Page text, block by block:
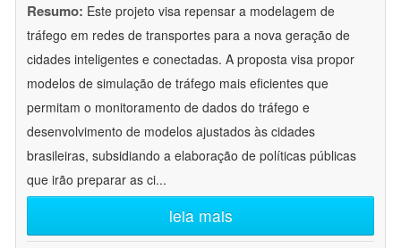
Resumo: Este projeto visa repensar a modelagem de
tráfego em redes de transportes para a nova geração de
cidades inteligentes e conectadas. A proposta visa propor
modelos de simulação de tráfego mais eficientes que
permitam o monitoramento de dados do tráfego e
desenvolvimento de modelos ajustados às cidades
brasileiras, subsidiando a elaboração de políticas públicas
que irão preparar as ci...
leia mais